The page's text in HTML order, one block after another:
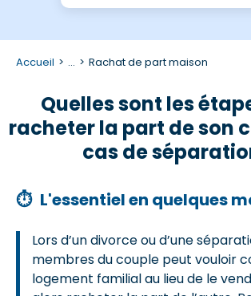
Accueil ... Rachat de part maison
Quelles sont les
racheter la part de son
cas de
⏱ L'essentiel en quelques
Lors d’un divorce ou d’une
membres du couple peut vouloir
logement familial au lieu de le